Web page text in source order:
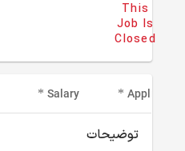
This
Job Is
Closed
Salary Applicant
توضیحات